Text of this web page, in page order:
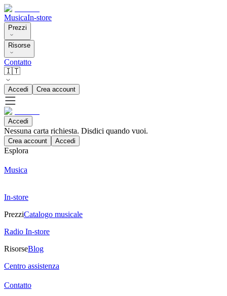
MusicaIn-store
Prezzi
Risorse
Contatto
🇮🇹
Accedi Crea account
Accedi
Nessuna carta richiesta. Disdici quando vuoi.
Crea account Accedi
Esplora
Musica
In-store
PrezziCatalogo musicale
Radio In-store
RisorseBlog
Centro assistenza
Contatto